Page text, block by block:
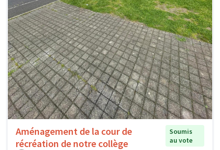
Aménagement de la cour de
récréation de notre collège
Soumis
au vote